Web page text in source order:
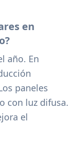
en
año. En
paneles
con luz difusa.
el